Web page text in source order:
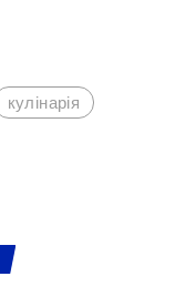
кулінарія